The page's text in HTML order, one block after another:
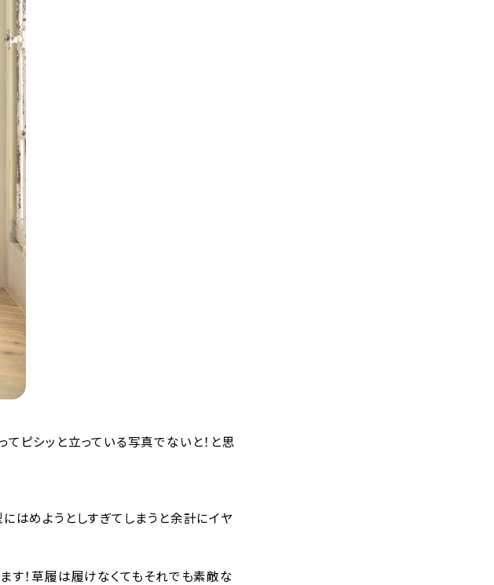
ピシッと立っている写真でないと！と思
はめようとしすぎてしまうと余計にイヤ
す！草履は履けなくてもそれでも素敵な